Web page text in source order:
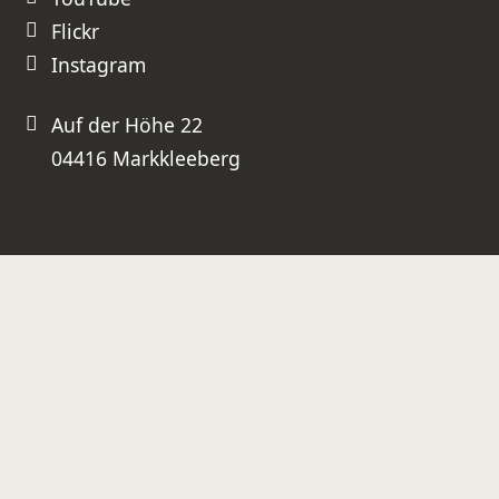
Auf der Höhe 22
04416 Markkleeberg
Flickr
Instagram